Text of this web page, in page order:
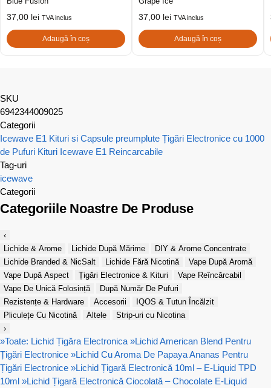
37,00 lei TVA inclus
Adaugă în coș
37,00 lei TVA inclus
Adaugă în coș
SKU
6942344009025
Categorii
Icewave E1 Kituri si Capsule preumplute Țigări Electronice cu 1000
de Pufuri Kituri Icewave E1 Reincarcabile
Tag-uri
icewave
Categorii
Categoriile Noastre De Produse
‹
Lichide & Arome
Lichide După Mărime
DIY & Arome Concentrate
Lichide Branded & NicSalt
Lichide Fără Nicotină
Vape După Aromă
Vape După Aspect
Țigări Electronice & Kituri
Vape Reîncărcabil
Vape De Unică Folosință
După Număr De Pufuri
Rezistențe & Hardware
Accesorii
IQOS & Tutun Încălzit
Pliculețe Cu Nicotină
Altele
Strip-uri cu Nicotina
›
»Toate: Lichid Țigăra Electronica »Lichid American Blend Pentru
Țigări Electronice »Lichid Cu Aroma De Papaya Ananas Pentru
Țigări Electronice »Lichid Țigară Electronică 10ml – E-Liquid TPD
10ml »Lichid Țigară Electronică Ciocolată – Chocolate E-Liquid